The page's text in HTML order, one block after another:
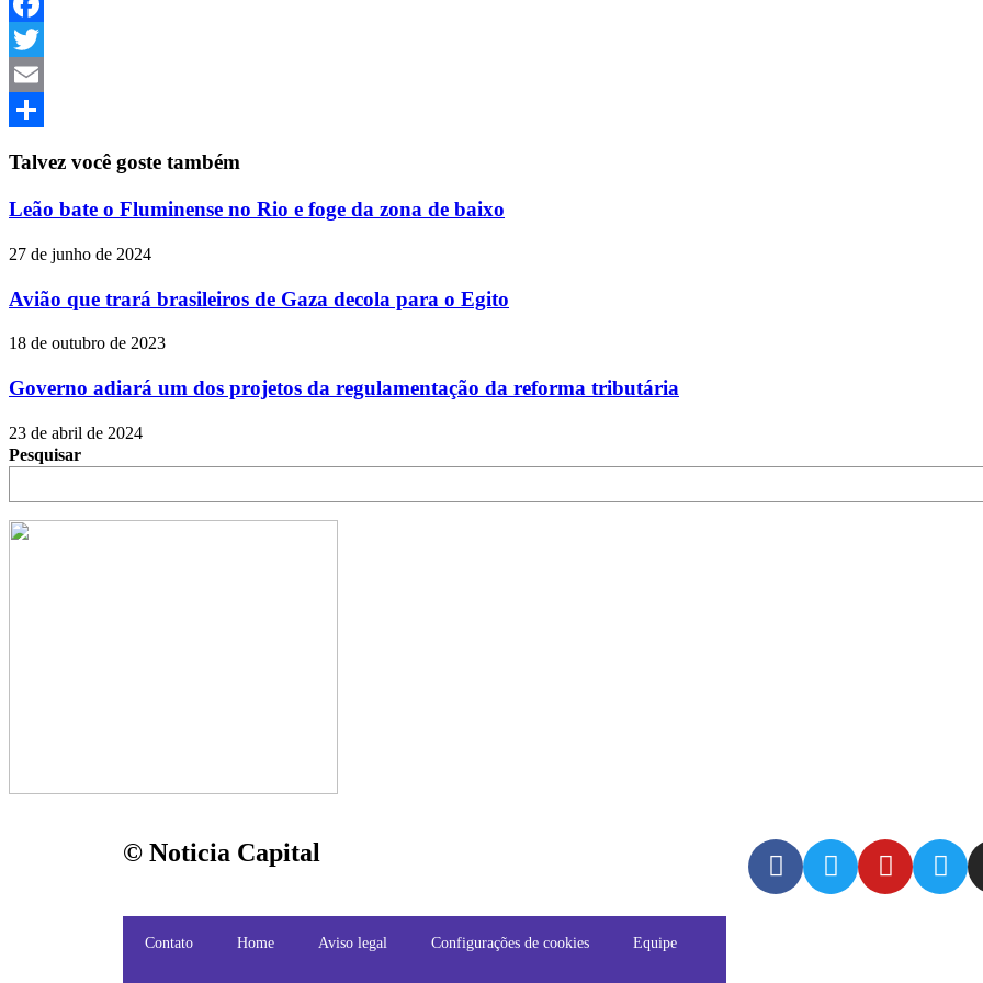
Facebook
Twitter
Email
Talvez você goste também
Leão bate o Fluminense no Rio e foge da zona de baixo
27 de junho de 2024
Avião que trará brasileiros de Gaza decola para o Egito
18 de outubro de 2023
Governo adiará um dos projetos da regulamentação da reforma tributária
23 de abril de 2024
Pesquisar
© Noticia Capital
Contato Home Aviso legal Configurações de cookies Equipe